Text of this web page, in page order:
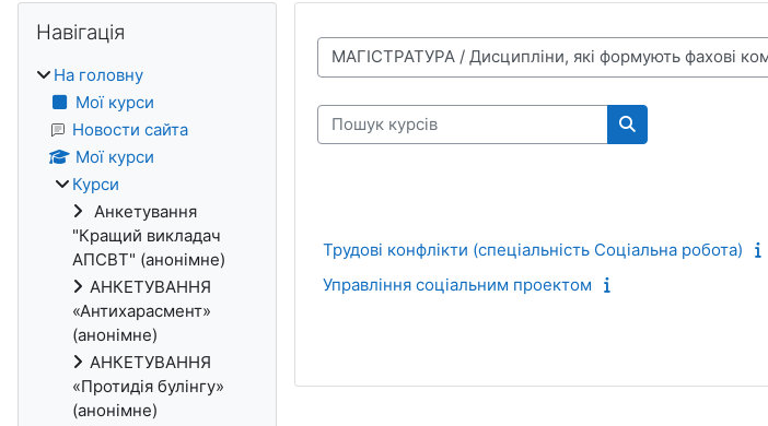
Категорії курсів
Пошук курсів
Пошук курсів
Трудові конфлікти (спеціальність Соціальна робота)
Управління соціальним проектом
Блоки
Навігація
На головну
Мої курси
Новости сайта
Мої курси
Курси
Анкетування
"Кращий викладач
АПСВТ" (анонімне)
АНКЕТУВАННЯ
«Антихарасмент»
(анонімне)
АНКЕТУВАННЯ
«Протидія булінгу»
(анонімне)